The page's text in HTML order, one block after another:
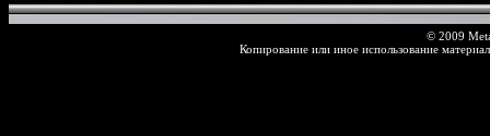
© 2009
Копирование или иное использование